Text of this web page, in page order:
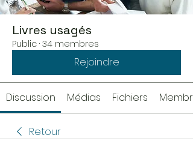
Livres usagés
Public · 34 membres
Rejoindre
Discussion Médias Fichiers
Retour